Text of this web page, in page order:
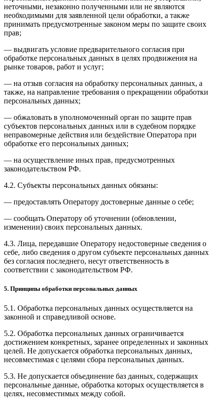
неточными, незаконно полученными или не являются
необходимыми для заявленной цели обработки, а также
принимать предусмотренные законом меры по защите своих
прав;
— выдвигать условие предварительного согласия при
обработке персональных данных в целях продвижения на
рынке товаров, работ и услуг;
— на отзыв согласия на обработку персональных данных, а
также, на направление требования о прекращении обработки
персональных данных;
— обжаловать в уполномоченный орган по защите прав
субъектов персональных данных или в судебном порядке
неправомерные действия или бездействие Оператора при
обработке его персональных данных;
— на осуществление иных прав, предусмотренных
законодательством РФ.
4.2. Субъекты персональных данных обязаны:
— предоставлять Оператору достоверные данные о себе;
— сообщать Оператору об уточнении (обновлении,
изменении) своих персональных данных.
4.3. Лица, передавшие Оператору недостоверные сведения о
себе, либо сведения о другом субъекте персональных данных
без согласия последнего, несут ответственность в
соответствии с законодательством РФ.
5. Принципы обработки персональных данных
5.1. Обработка персональных данных осуществляется на
законной и справедливой основе.
5.2. Обработка персональных данных ограничивается
достижением конкретных, заранее определенных и законных
целей. Не допускается обработка персональных данных,
несовместимая с целями сбора персональных данных.
5.3. Не допускается объединение баз данных, содержащих
персональные данные, обработка которых осуществляется в
целях, несовместимых между собой.